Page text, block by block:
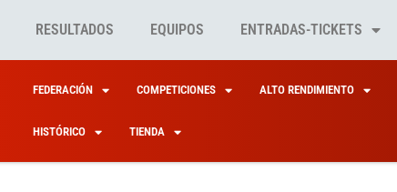
RESULTADOS EQUIPOS ENTRADAS-TICKETS
FEDERACIÓN COMPETICIONES ALTO RENDIMIENTO
HISTÓRICO TIENDA